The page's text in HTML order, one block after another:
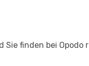
Sie finden bei Opodo